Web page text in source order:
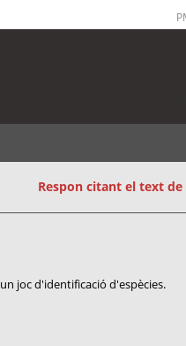
Respon citant el text de
joc d'identificació d'espècies.